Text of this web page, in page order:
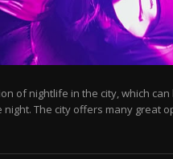
of nightlife in the city, which
night. The city offers many great